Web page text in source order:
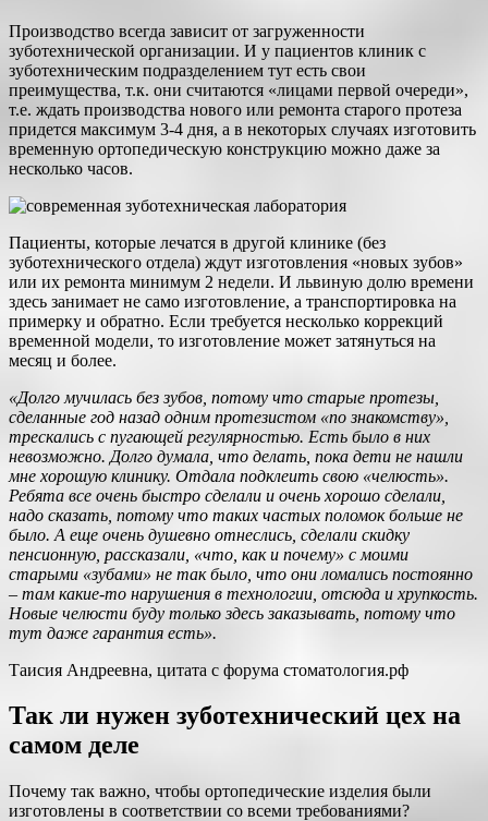
Производство всегда зависит от загруженности
зуботехнической организации. И у пациентов клиник с
зуботехническим подразделением тут есть свои
преимущества, т.к. они считаются «лицами первой очереди»,
т.е. ждать производства нового или ремонта старого протеза
придется максимум 3-4 дня, а в некоторых случаях изготовить
временную ортопедическую конструкцию можно даже за
несколько часов.
Пациенты, которые лечатся в другой клинике (без
зуботехнического отдела) ждут изготовления «новых зубов»
или их ремонта минимум 2 недели. И львиную долю времени
здесь занимает не само изготовление, а транспортировка на
примерку и обратно. Если требуется несколько коррекций
временной модели, то изготовление может затянуться на
месяц и более.
«Долго мучилась без зубов, потому что старые протезы,
сделанные год назад одним протезистом «по знакомству»,
трескались с пугающей регулярностью. Есть было в них
невозможно. Долго думала, что делать, пока дети не нашли
мне хорошую клинику. Отдала подклеить свою «челюсть».
Ребята все очень быстро сделали и очень хорошо сделали,
надо сказать, потому что таких частых поломок больше не
было. А еще очень душевно отнеслись, сделали скидку
пенсионную, рассказали, «что, как и почему» с моими
старыми «зубами» не так было, что они ломались постоянно
– там какие-то нарушения в технологии, отсюда и хрупкость.
Новые челюсти буду только здесь заказывать, потому что
тут даже гарантия есть».
Таисия Андреевна, цитата с форума стоматология.рф
Так ли нужен зуботехнический цех на
самом деле
Почему так важно, чтобы ортопедические изделия были
изготовлены в соответствии со всеми требованиями?